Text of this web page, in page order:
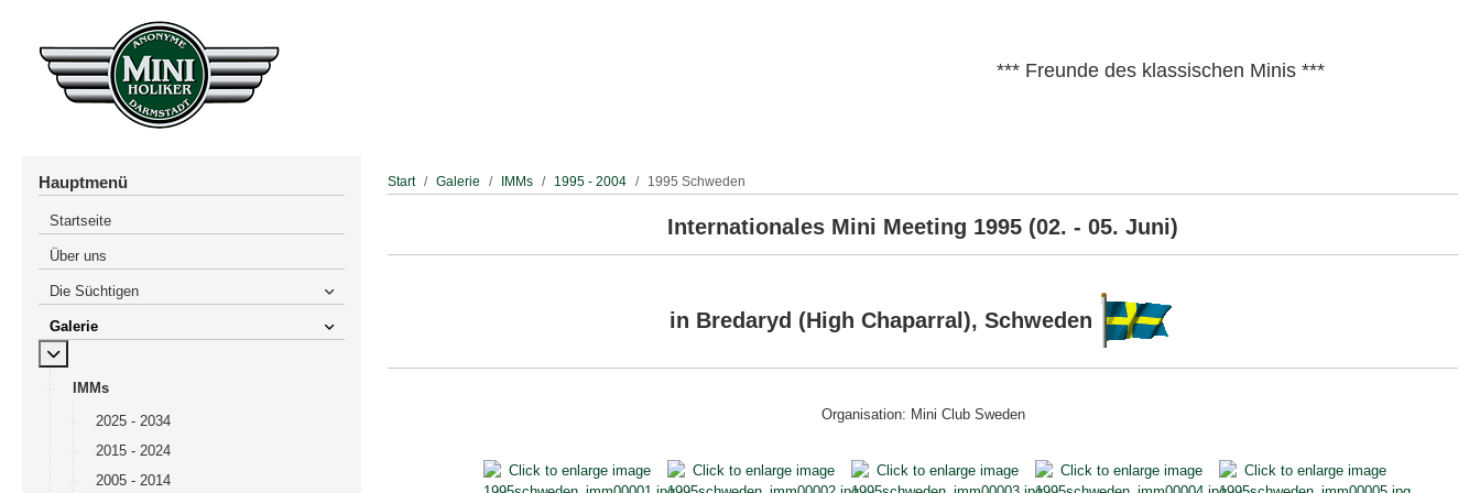
*** Freunde des klassischen Minis ***
Hauptmenü
Startseite
Über uns
Die Süchtigen
Galerie
MOD_MENU_TOGGLE_SUBMENU_LABEL
IMMs
2025 - 2034
2015 - 2024
2005 - 2014
Start Galerie IMMs 1995 - 2004 1995 Schweden
Internationales Mini Meeting 1995 (02. - 05. Juni)
in Bredaryd (High Chaparral), Schweden
Organisation: Mini Club Sweden